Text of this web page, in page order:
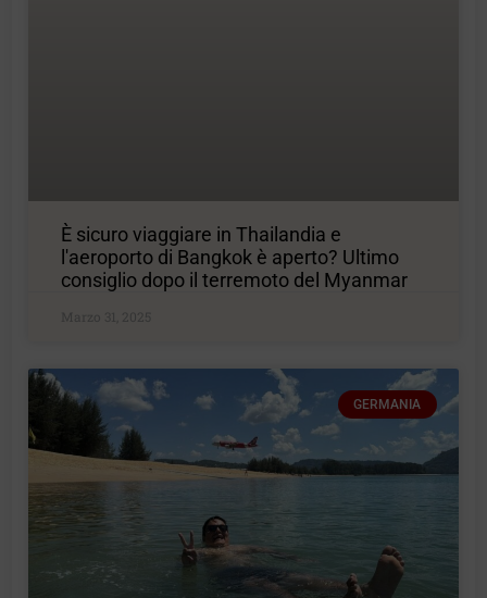
È sicuro viaggiare in Thailandia e
l'aeroporto di Bangkok è aperto? Ultimo
consiglio dopo il terremoto del Myanmar
Marzo 31, 2025
GERMANIA